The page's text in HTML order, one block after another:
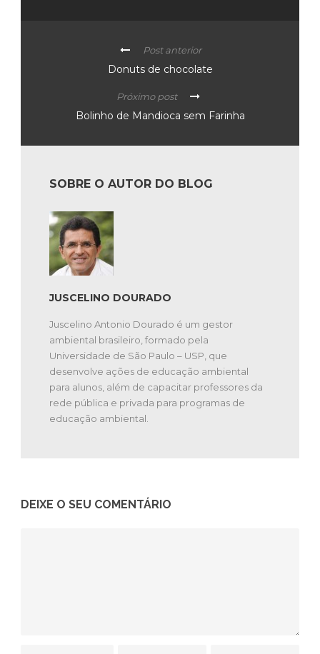
Post anterior
Donuts de chocolate
Próximo post
Bolinho de Mandioca sem Farinha
SOBRE O AUTOR DO BLOG
JUSCELINO DOURADO
Juscelino Antonio Dourado é um gestor
ambiental brasileiro, formado pela
Universidade de São Paulo – USP, que
desenvolve ações de educação ambiental
para alunos, além de capacitar professores da
rede pública e privada para programas de
educação ambiental.
DEIXE O SEU COMENTÁRIO